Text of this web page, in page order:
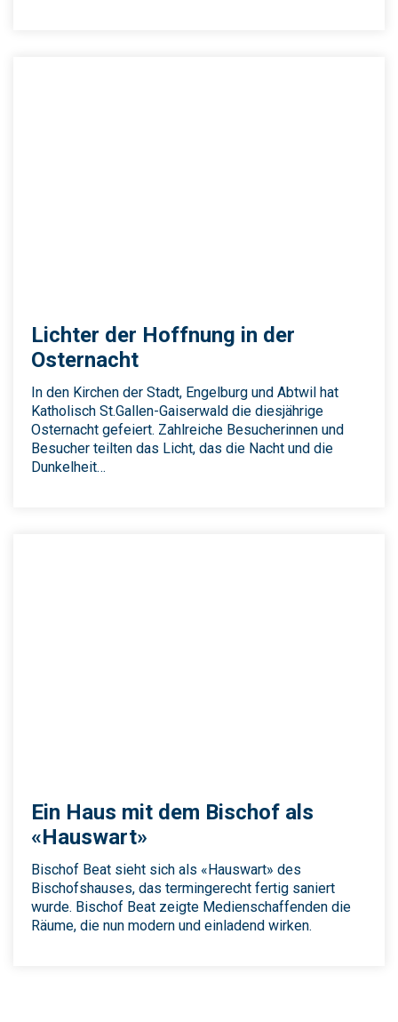
Lichter der Hoffnung in der
Osternacht
In den Kirchen der Stadt, Engelburg und Abtwil hat
Katholisch St.Gallen-Gaiserwald die diesjährige
Osternacht gefeiert. Zahlreiche Besucherinnen und
Besucher teilten das Licht, das die Nacht und die
Dunkelheit…
Ein Haus mit dem Bischof als
«Hauswart»
Bischof Beat sieht sich als «Hauswart» des
Bischofshauses, das termingerecht fertig saniert
wurde. Bischof Beat zeigte Medienschaffenden die
Räume, die nun modern und einladend wirken.